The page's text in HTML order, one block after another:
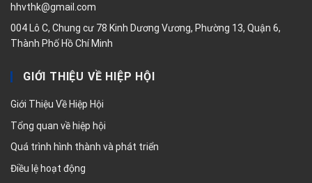
hhvthk@gmail.com
004 Lô C, Chung cư 78 Kinh Dương Vương, Phường 13, Quận 6,
Thành Phố Hồ Chí Minh
GIỚI THIỆU VỀ HIỆP HỘI
Giới Thiệu Về Hiệp Hội
Tổng quan về hiệp hội
Quá trình hình thành và phát triển
Điều lệ hoạt động